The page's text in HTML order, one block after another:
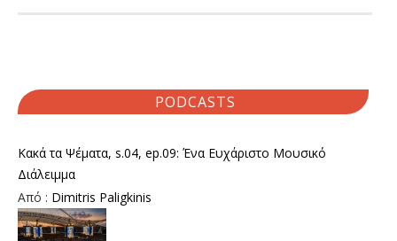
PODCASTS
Κακά τα Ψέματα, s.04, ep.09: Ένα Ευχάριστο Μουσικό
Διάλειμμα
Από : Dimitris Paligkinis